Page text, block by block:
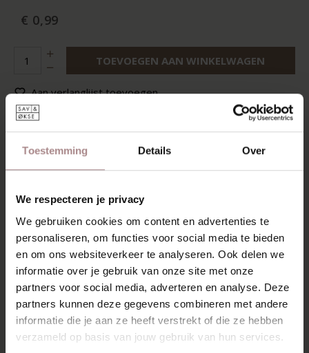
Toestemming Details Over
We respecteren je privacy
We gebruiken cookies om content en advertenties te
personaliseren, om functies voor social media te bieden
en om ons websiteverkeer te analyseren. Ook delen we
informatie over je gebruik van onze site met onze
partners voor social media, adverteren en analyse. Deze
partners kunnen deze gegevens combineren met andere
informatie die je aan ze heeft verstrekt of die ze hebben
verzameld op basis van jouw gebruik van hun services.
€ 0,99
TOEVOEGEN AAN WINKELWAGEN
Aan verlanglijst toevoegen
Op voorraad:
Levertijd: 2-5 werkdagen
RECENT BEKEKEN